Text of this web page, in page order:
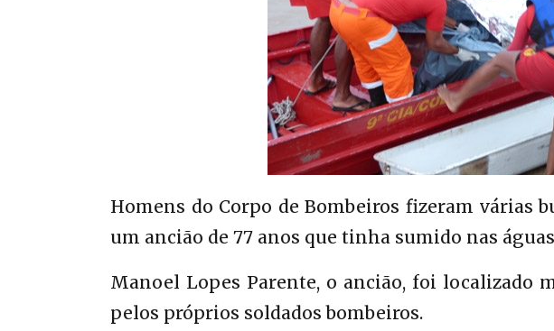
Homens do Corpo de Bombeiros fizeram várias
um ancião de 77 anos que tinha sumido nas
Manoel Lopes Parente, o ancião, foi localizado
pelos próprios soldados bombeiros.